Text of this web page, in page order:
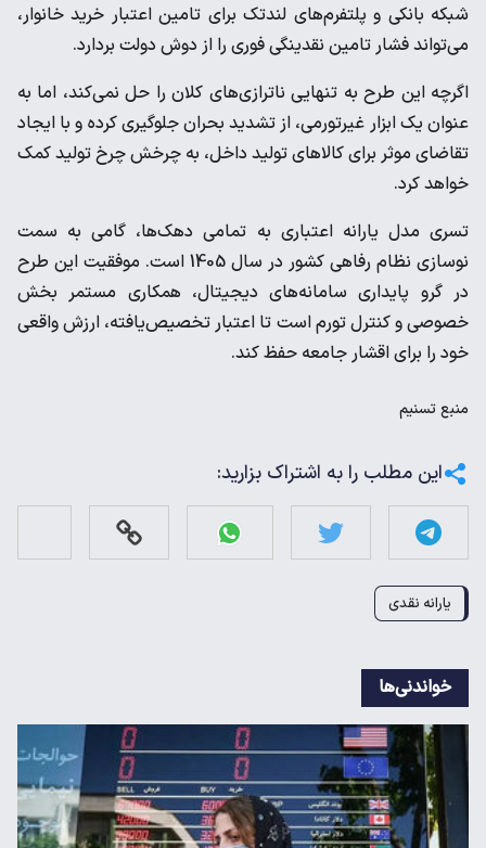
شبکه بانکی و پلتفرم‌های لندتک برای تامین اعتبار خرید خانوار،
می‌تواند فشار تامین نقدینگی فوری را از دوش دولت بردارد.
اگرچه این طرح به تنهایی ناترازی‌های کلان را حل نمی‌کند، اما به
عنوان یک ابزار غیرتورمی، از تشدید بحران جلوگیری کرده و با ایجاد
تقاضای موثر برای کالاهای تولید داخل، به چرخش چرخ تولید کمک
خواهد کرد.
تسری مدل یارانه اعتباری به تمامی دهک‌ها، گامی به سمت
نوسازی نظام رفاهی کشور در سال 1405 است. موفقیت این طرح
در گرو پایداری سامانه‌های دیجیتال، همکاری مستمر بخش
خصوصی و کنترل تورم است تا اعتبار تخصیص‌یافته، ارزش واقعی
خود را برای اقشار جامعه حفظ کند.
منبعتسنیم
این مطلب را به اشتراک بزارید:
یارانه نقدی
خواندنی‌ها